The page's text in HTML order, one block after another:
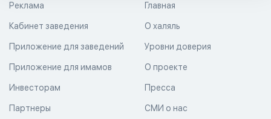
Главная
О халяль
Уровни доверия
Реклама
Кабинет заведения
Приложение для заведений
Приложение для имамов О проекте
Пресса
СМИ о нас
Инвесторам
Партнеры